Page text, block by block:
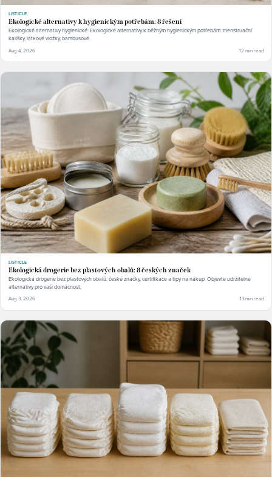
LISTICLE
Ekologické alternativy k hygienickým potřebám: 8 řešení
Ekologické alternativy hygienické: Ekologické alternativy k běžným hygienickým potřebám: menstruační
kalíšky, látkové vložky, bambusové.
Aug 4, 2026 12 min read
LISTICLE
Ekologická drogerie bez plastových obalů: 8 českých značek
Ekologická drogerie bez plastových obalů: české značky, certifikace a tipy na nákup. Objevte udržitelné
alternativy pro vaši domácnost.
Aug 3, 2026 13 min read